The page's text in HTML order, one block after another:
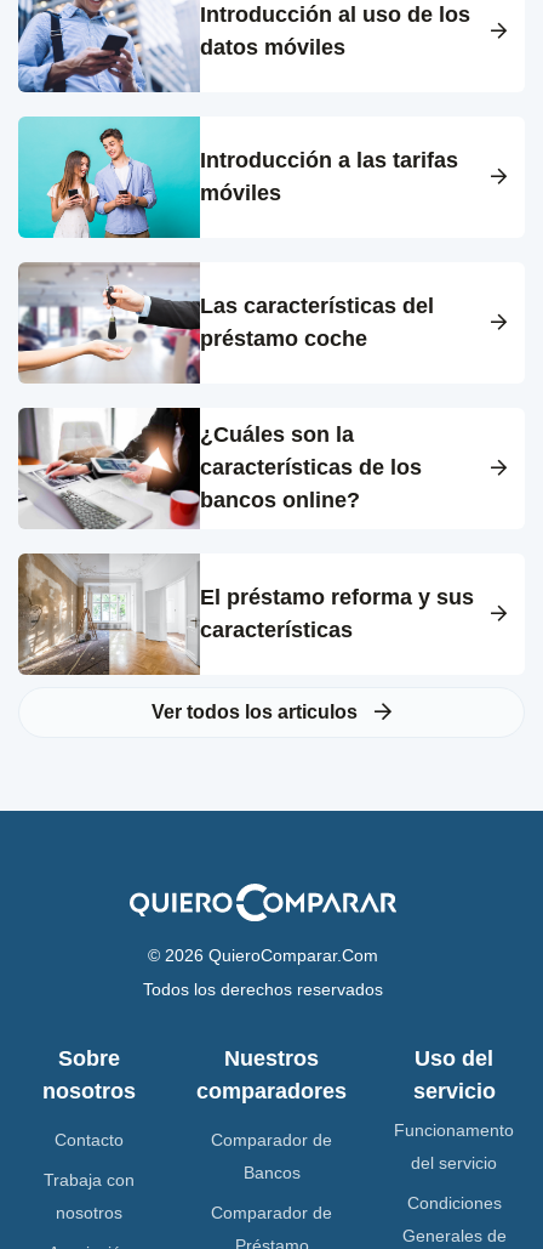
Introducción al uso de los
datos móviles
Introducción a las tarifas
móviles
Las características del
préstamo coche
¿Cuáles son la
características de los
bancos online?
El préstamo reforma y sus
características
Ver todos los articulos
© 2026 QuieroComparar.Com
Todos los derechos reservados
Sobre
nosotros
Contacto
Trabaja con
nosotros
Nuestros
comparadores
Comparador de
Bancos
Comparador de
Préstamo
Uso del
servicio
Funcionamento
del servicio
Condiciones
Generales de